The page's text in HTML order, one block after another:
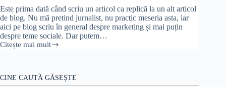
Este prima dată când scriu un articol ca replică la un alt articol
de blog. Nu mă pretind jurnalist, nu practic meseria asta, iar
aici pe blog scriu în general despre marketing și mai puțin
despre teme sociale. Dar putem…
Citește mai mult
Doar
comis-
o
CINE CAUTĂ GĂSEȘTE